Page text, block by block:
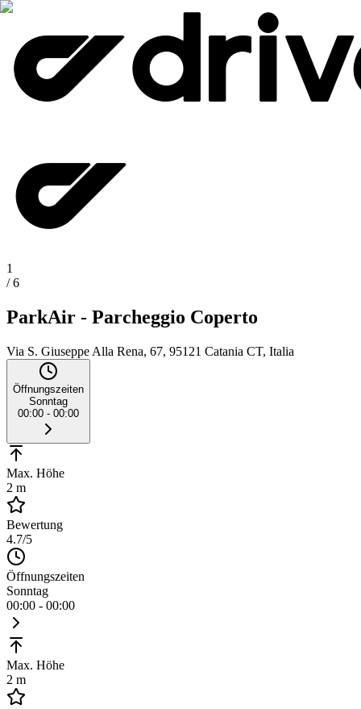
1
/6
ParkAir - Parcheggio Coperto
Via S. Giuseppe Alla Rena, 67, 95121 Catania CT, Italia
Öffnungszeiten
Sonntag
00:00 - 00:00
Max. Höhe
2 m
Bewertung
4.7/5
Öffnungszeiten
Sonntag
00:00 - 00:00
Max. Höhe
2 m